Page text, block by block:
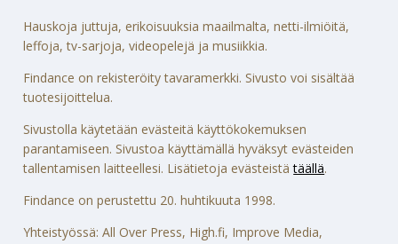
Hauskoja juttuja, erikoisuuksia maailmalta, netti-ilmiöitä,
leffoja, tv-sarjoja, videopelejä ja musiikkia.
Findance on rekisteröity tavaramerkki. Sivusto voi sisältää
tuotesijoittelua.
Sivustolla käytetään evästeitä käyttökokemuksen
parantamiseen. Sivustoa käyttämällä hyväksyt evästeiden
tallentamisen laitteellesi. Lisätietoja evästeistätäällä.
Findance on perustettu 20. huhtikuuta 1998.
Yhteistyössä: All Over Press, High.fi, Improve Media,